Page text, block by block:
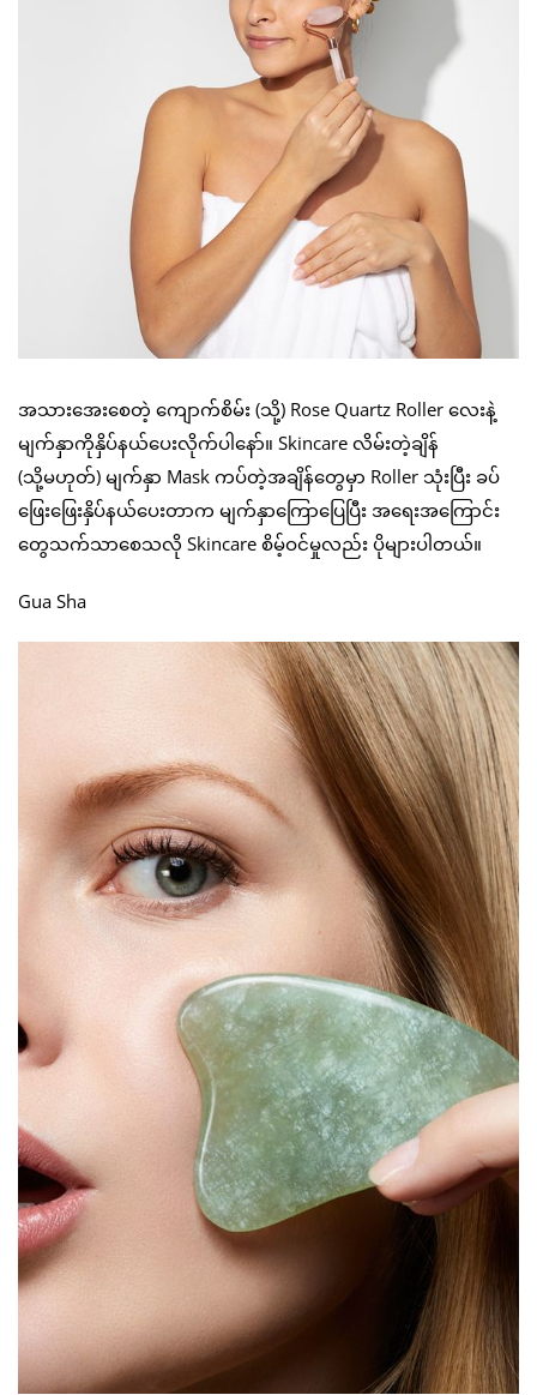
အသားအေးစေတဲ့ ကျောက်စိမ်း (သို့) Rose Quartz Roller လေးနဲ့
မျက်နှာကိုနှိပ်နယ်ပေးလိုက်ပါနော်။ Skincare လိမ်းတဲ့ချိန်
(သို့မဟုတ်) မျက်နှာ Mask ကပ်တဲ့အချိန်တွေမှာ Roller သုံးပြီး ခပ်
ဖြေးဖြေးနှိပ်နယ်ပေးတာက မျက်နှာကြောပြေပြီး အရေးအကြောင်း
တွေသက်သာစေသလို Skincare စိမ့်ဝင်မှုလည်း ပိုများပါတယ်။
Gua Sha